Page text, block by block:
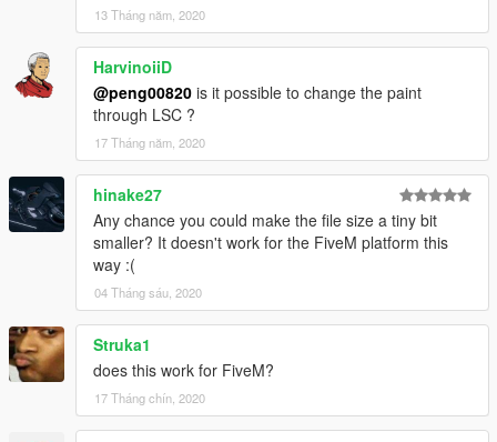
13 Tháng năm, 2020
HarvinoiiD
@peng00820 is it possible to change the paint
through LSC ?
17 Tháng năm, 2020
hinake27
Any chance you could make the file size a tiny bit
smaller? It doesn't work for the FiveM platform this
way :(
04 Tháng sáu, 2020
Struka1
does this work for FiveM?
17 Tháng chín, 2020